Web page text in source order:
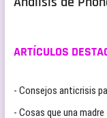
ARTÍCULOS
- Consejos anticrisis
- Cosas que una